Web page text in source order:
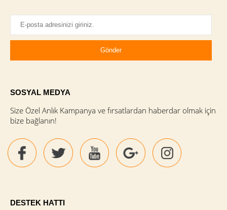
SOSYAL MEDYA
Size Özel Anlık Kampanya ve fırsatlardan haberdar olmak için
bize bağlanın!
DESTEK HATTI